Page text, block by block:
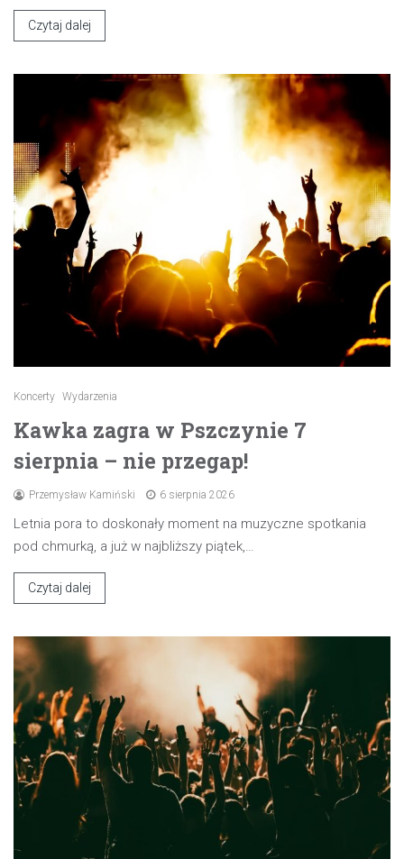
Czytaj dalej
Koncerty Wydarzenia
Kawka zagra w Pszczynie 7
sierpnia – nie przegap!
Przemysław Kamiński 6 sierpnia 2026
Letnia pora to doskonały moment na muzyczne spotkania
pod chmurką, a już w najbliższy piątek,…
Czytaj dalej